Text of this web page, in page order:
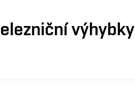
výhybky